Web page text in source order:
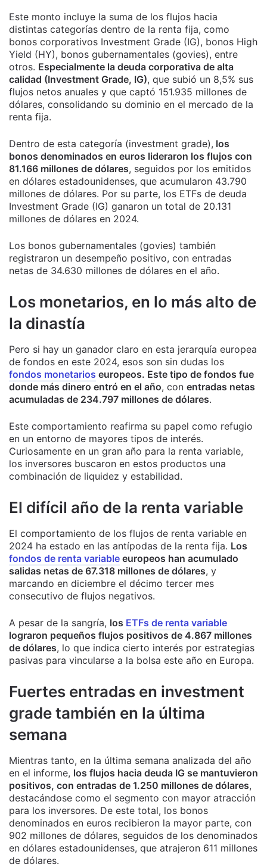
Este monto incluye la suma de los flujos hacia
distintas categorías dentro de la renta fija, como
bonos corporativos Investment Grade (IG), bonos High
Yield (HY), bonos gubernamentales (govies), entre
otros. Especialmente la deuda corporativa de alta
calidad (Investment Grade, IG), que subió un 8,5% sus
flujos netos anuales y que captó 151.935 millones de
dólares, consolidando su dominio en el mercado de la
renta fija.
Dentro de esta categoría (investment grade), los
bonos denominados en euros lideraron los flujos con
81.166 millones de dólares, seguidos por los emitidos
en dólares estadounidenses, que acumularon 43.790
millones de dólares. Por su parte, los ETFs de deuda
Investment Grade (IG) ganaron un total de 20.131
millones de dólares en 2024.
Los bonos gubernamentales (govies) también
registraron un desempeño positivo, con entradas
netas de 34.630 millones de dólares en el año.
Los monetarios, en lo más alto de
la dinastía
Pero si hay un ganador claro en esta jerarquía europea
de fondos en este 2024, esos son sin dudas los
fondos monetarios europeos. Este tipo de fondos fue
donde más dinero entró en el año, con entradas netas
acumuladas de 234.797 millones de dólares.
Este comportamiento reafirma su papel como refugio
en un entorno de mayores tipos de interés.
Curiosamente en un gran año para la renta variable,
los inversores buscaron en estos productos una
combinación de liquidez y estabilidad.
El difícil año de la renta variable
El comportamiento de los flujos de renta variable en
2024 ha estado en las antípodas de la renta fija. Los
fondos de renta variable europeos han acumulado
salidas netas de 67.318 millones de dólares, y
marcando en diciembre el décimo tercer mes
consecutivo de flujos negativos.
A pesar de la sangría, los ETFs de renta variable
lograron pequeños flujos positivos de 4.867 millones
de dólares, lo que indica cierto interés por estrategias
pasivas para vincularse a la bolsa este año en Europa.
Fuertes entradas en investment
grade también en la última
semana
Mientras tanto, en la última semana analizada del año
en el informe, los flujos hacia deuda IG se mantuvieron
positivos, con entradas de 1.250 millones de dólares,
destacándose como el segmento con mayor atracción
para los inversores. De este total, los bonos
denominados en euros recibieron la mayor parte, con
902 millones de dólares, seguidos de los denominados
en dólares estadounidenses, que atrajeron 611 millones
de dólares.